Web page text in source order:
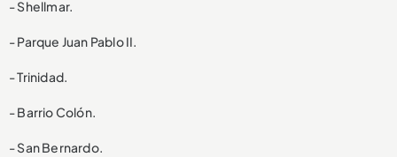
- Shellmar.
- Parque Juan Pablo II.
- Trinidad.
- Barrio Colón.
- San Bernardo.